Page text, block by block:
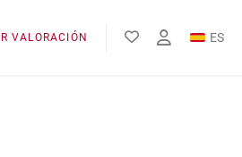
VALORACIÓN ES
EN